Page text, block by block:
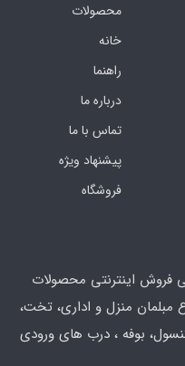
محصولات
خانه
راهنما
درباره ما
تماس با ما
پیشنهاد ویژه
فروشگاه
فروش اینترنتی محصولات
مبلمان منزل و اداری، تخت،
بوفه ، درب های ورودی